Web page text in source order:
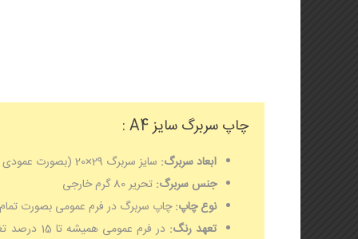
چاپ سربرگ سایز A4 :
ابعاد سربرگ: سایز سربرگ 29×20 (بصورت عمودی و یا افقی) می باشد که پس از برش حدود 5 میل کوچکتر خواهد بود.
جنس سربرگ: تحریر 80 گرم خارجی
نوع چاپ:چاپ سربرگ در فرم عمومی بصورت تمام رنگی بوده و طرح های
تعهد رنگ:
در فرم